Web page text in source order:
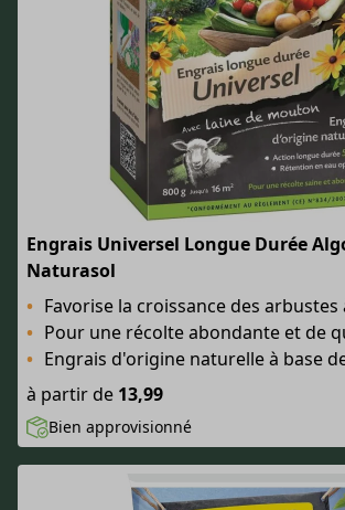
Engrais Universel Longue Durée
Naturasol
Favorise la croissance des arbustes à fleurs, des légumes du
Pour une récolte abondante et de
Engrais d'origine naturelle à base de
à partir de 13,99
Bien approvisionné